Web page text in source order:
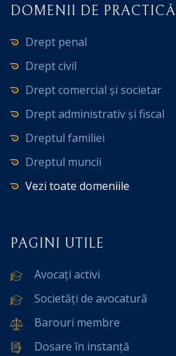
DOMENII DE PRACTICĂ
Drept penal
Drept civil
Drept comercial și societar
Drept administrativ și fiscal
Dreptul familiei
Dreptul muncii
Vezi toate domeniile
PAGINI UTILE
Avocați activi
Societăți de avocatură
Barouri membre
Dosare în instanță